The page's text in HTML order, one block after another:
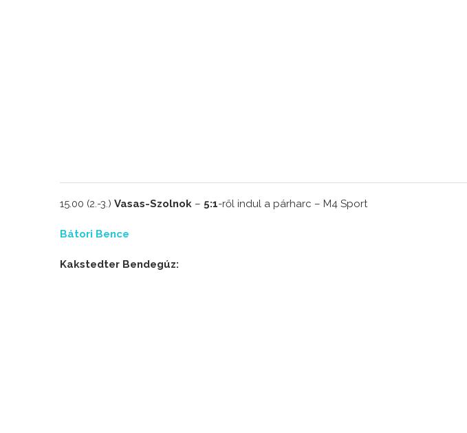
15.00 (2.-3.) Vasas-Szolnok – 5:1-ről indul a párharc – M4 Sport
Bátori Bence
Kakstedter Bendegúz: